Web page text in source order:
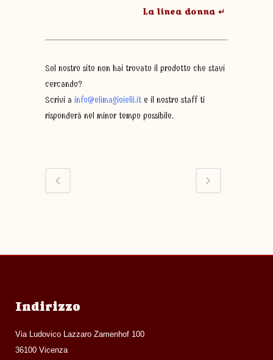
La linea donna ↵
Sul nostro sito non hai trovato il prodotto che stavi
cercando?
Scrivi a info@elimagioielli.it e il nostro staff ti
risponderà nel minor tempo possibile.
Indirizzo
Via Ludovico Lazzaro Zamenhof 100
36100 Vicenza